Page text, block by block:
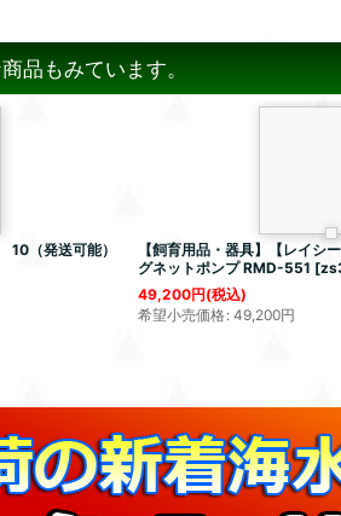
品もみています。
（発送可能）
【飼育用品・器具】【レイシ
グネットポンプ RMD-551 [
49,200円(税込)
希望小売価格: 49,200円